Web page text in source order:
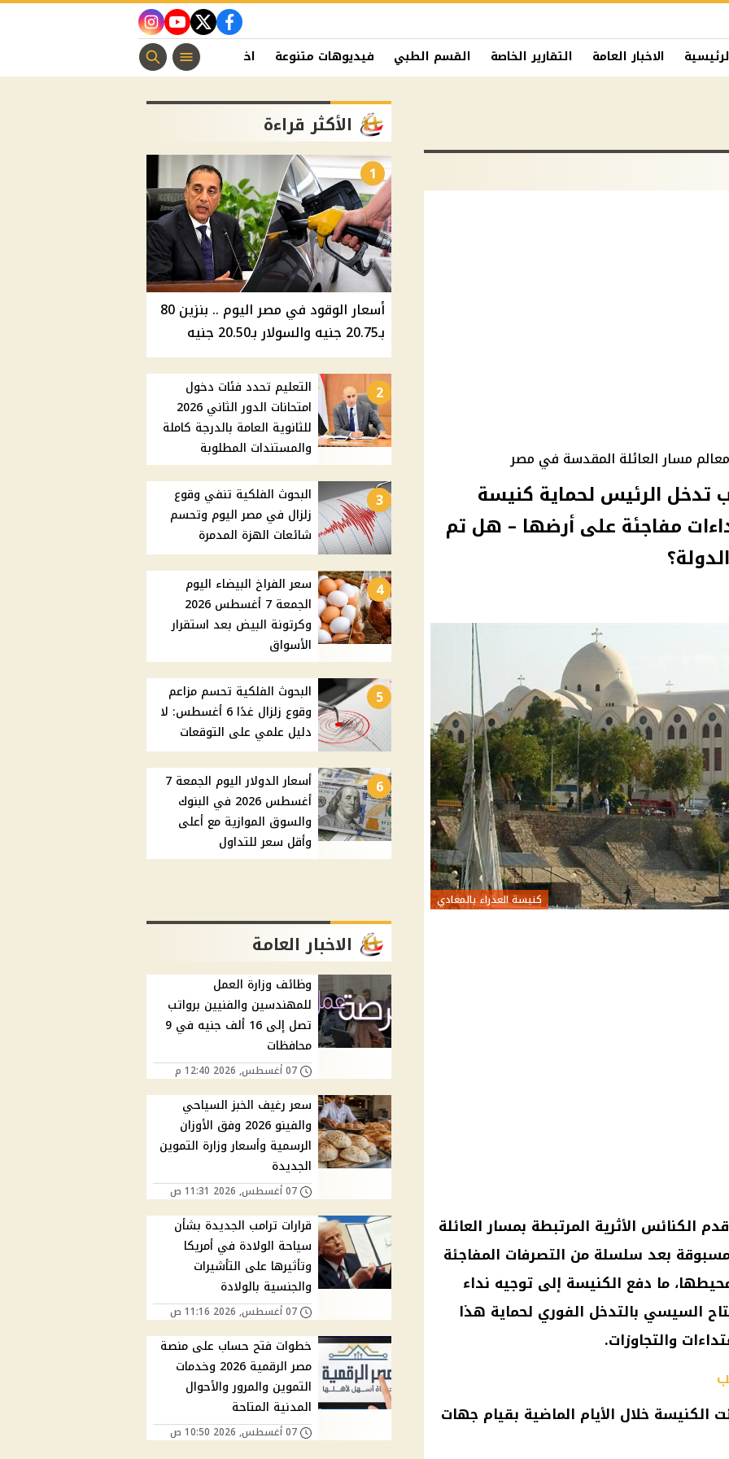
facebook
twitter
youtube
instagram
الاخبار العامة التقارير الخاصة القسم الطبي فيديوهات متنوعة اخبار الفن منوعات مسيحية
مسار العائلة المقدسة في مصر
تدخل الرئيس لحماية كنيسة
مفاجئة على أرضها – هل تم
كنيسة العذراء بالمعادي
الكنائس الأثرية المرتبطة بمسار العائلة
بعد سلسلة من التصرفات المفاجئة
ما دفع الكنيسة إلى توجيه نداء
السيسي بالتدخل الفوري لحماية هذا
والتجاوزات.
الكنيسة خلال الأيام الماضية بقيام جهات
الأكثر قراءة
1
أسعار الوقود في مصر اليوم .. بنزين 80
بـ20.75 جنيه والسولار بـ20.50 جنيه
2
التعليم تحدد فئات دخول
امتحانات الدور الثاني 2026
للثانوية العامة بالدرجة كاملة
والمستندات المطلوبة
3
البحوث الفلكية تنفي وقوع
زلزال في مصر اليوم وتحسم
شائعات الهزة المدمرة
4
سعر الفراخ البيضاء اليوم
الجمعة 7 أغسطس 2026
وكرتونة البيض بعد استقرار
الأسواق
5
البحوث الفلكية تحسم مزاعم
وقوع زلزال غدًا 6 أغسطس: لا
دليل علمي على التوقعات
6
أسعار الدولار اليوم الجمعة 7
أغسطس 2026 في البنوك
والسوق الموازية مع أعلى
وأقل سعر للتداول
الاخبار العامة
وظائف وزارة العمل
للمهندسين والفنيين برواتب
تصل إلى 16 ألف جنيه في 9
محافظات
07 أغسطس, 2026 12:40 م
سعر رغيف الخبز السياحي
والفينو 2026 وفق الأوزان
الرسمية وأسعار وزارة التموين
الجديدة
07 أغسطس, 2026 11:31 ص
قرارات ترامب الجديدة بشأن
سياحة الولادة في أمريكا
وتأثيرها على التأشيرات
والجنسية بالولادة
07 أغسطس, 2026 11:16 ص
خطوات فتح حساب على منصة
مصر الرقمية 2026 وخدمات
التموين والمرور والأحوال
المدنية المتاحة
07 أغسطس, 2026 10:50 ص